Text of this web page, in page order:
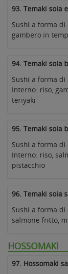
93. Temaki soia
Sushi a forma
gambero in
94. Temaki soia
Sushi a forma di
Interno: riso,
teriyaki
95. Temaki soia
Sushi a forma di
Interno: riso,
pistacchio
96. Temaki soia
Sushi a forma
salmone fritto,
HOSSOMAKI
97. Hossomaki